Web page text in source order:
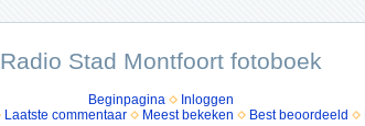
Radio Stad Montfoort fotoboek
Beginpagina
Inloggen
Laatste commentaar Meest bekeken Best beoordeeld